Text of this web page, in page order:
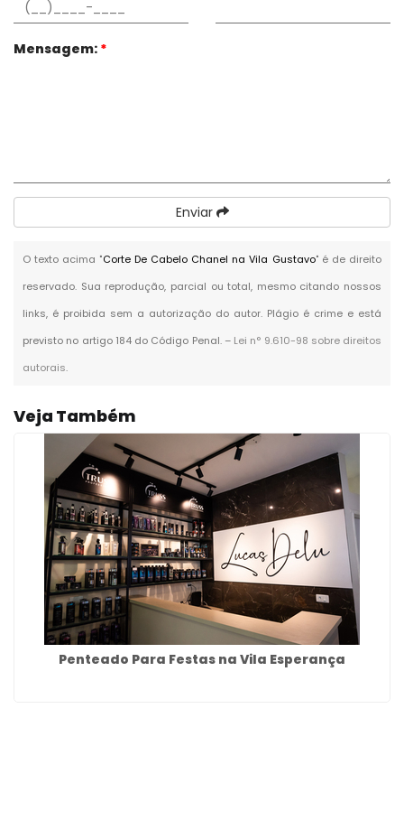
Mensagem: *
Enviar
O texto acima "Corte De Cabelo Chanel na Vila Gustavo" é de direito
reservado. Sua reprodução, parcial ou total, mesmo citando nossos
links, é proibida sem a autorização do autor. Plágio é crime e está
previsto no artigo 184 do Código Penal. – Lei n° 9.610-98 sobre direitos
autorais.
Veja Também
Penteado Para Festas na Vila Esperança